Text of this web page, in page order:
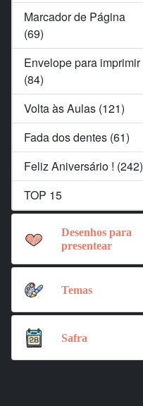
Marcador de Página
(69)
Envelope para imprimir
(84)
Volta às Aulas (121)
Fada dos dentes (61)
Feliz Aniversário ! (242)
TOP 15
Desenhos para
presentear
Temas
Safra